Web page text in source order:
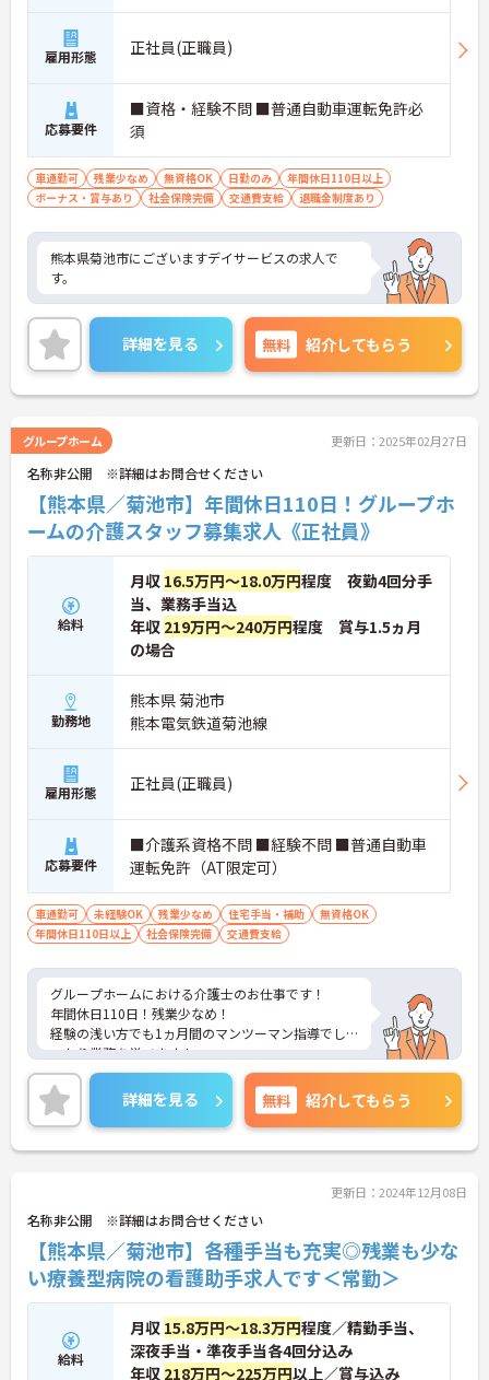
雇用形態 正社員(正職員)
応募要件
■資格・経験不問 ■普通自動車運転免許必
須
車通勤可 残業少なめ 無資格OK 日勤のみ
年間休日110日以上
ボーナス・賞与あり
社会保険完備 交通費支給 退職金制度あり
熊本県菊池市にございますデイサービスの求人で
す。
詳細を見る 無料 紹介してもらう
グループホーム 更新日：2025年02月27日
名称非公開 ※詳細はお問合せください
【熊本県／菊池市】年間休日110日！グループホ
ームの介護スタッフ募集求人《正社員》
給料
月収 16.5万円～18.0万円程度 夜勤4回分手
当、業務手当込
年収 219万円～240万円程度 賞与1.5ヵ月
の場合
勤務地
熊本県 菊池市
熊本電気鉄道菊池線
雇用形態 正社員(正職員)
応募要件
■介護系資格不問 ■経験不問 ■普通自動車
運転免許（AT限定可）
車通勤可 未経験OK 残業少なめ 住宅手当・補助
無資格OK
年間休日110日以上
社会保険完備 交通費支給
グループホームにおける介護士のお仕事です！
年間休日110日！残業少なめ！
経験の浅い方でも1ヵ月間のマンツーマン指導でし
っかり業務を学べます！
ご興味ある方には、面接のポイントなど、さらに詳
細をお話致しますのでお気軽にご相談ください。
詳細を見る 無料 紹介してもらう
更新日：2024年12月08日
名称非公開 ※詳細はお問合せください
【熊本県／菊池市】各種手当も充実◎残業も少な
い療養型病院の看護助手求人です＜常勤＞
給料
月収 15.8万円～18.3万円程度／精勤手当、
深夜手当・準夜手当各4回分込み
年収 218万円～225万円以上／賞与込み